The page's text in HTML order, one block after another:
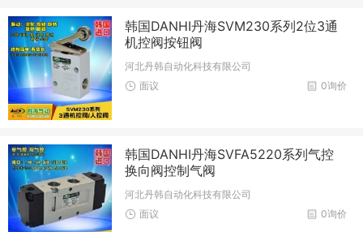
韩国DANHI丹海SVM230系列2位3通
机控阀按钮阀
河北丹韩自动化科技有限公司
0询价
面议
韩国DANHI丹海SVFA5220系列气控
换向阀控制气阀
河北丹韩自动化科技有限公司
0询价
面议